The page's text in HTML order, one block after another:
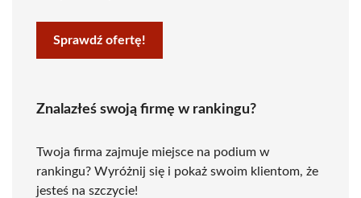
Sprawdź ofertę!
Znalazłeś swoją firmę w rankingu?
Twoja firma zajmuje miejsce na podium w
rankingu? Wyróżnij się i pokaż swoim klientom, że
jesteś na szczycie!